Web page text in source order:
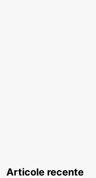
Articole recente